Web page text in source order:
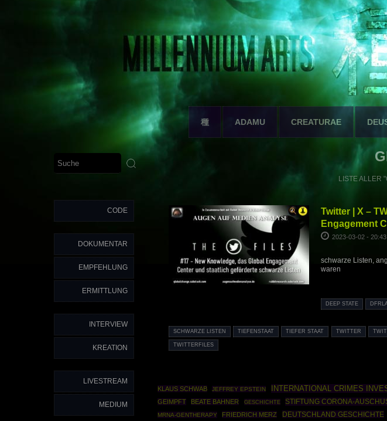
種 ADAMU CREATURAE
CODE
DOKUMENTAR
EMPFEHLUNG
ERMITTLUNG
INTERVIEW
KREATION
LIVESTREAM
MEDIUM
LISTE ALLER
Twitter | X –
Engagement
2023-03-02 -
schwarze Listen,
waren
DEEP STATE
SCHWARZE LISTEN TIEFENSTAAT TIEFER STAAT TWITTER
TWITTERFILES
KLAUS SCHWAB JEFFREY EPSTEIN INTERNATIONAL CRIMES
GEIMPFT BEATE BAHNER GESCHICHTE STIFTUNG CORONA-
MRNA-GENTHERAPY
FRIEDRICH MERZ DEUTSCHLAND GESCHICHTE